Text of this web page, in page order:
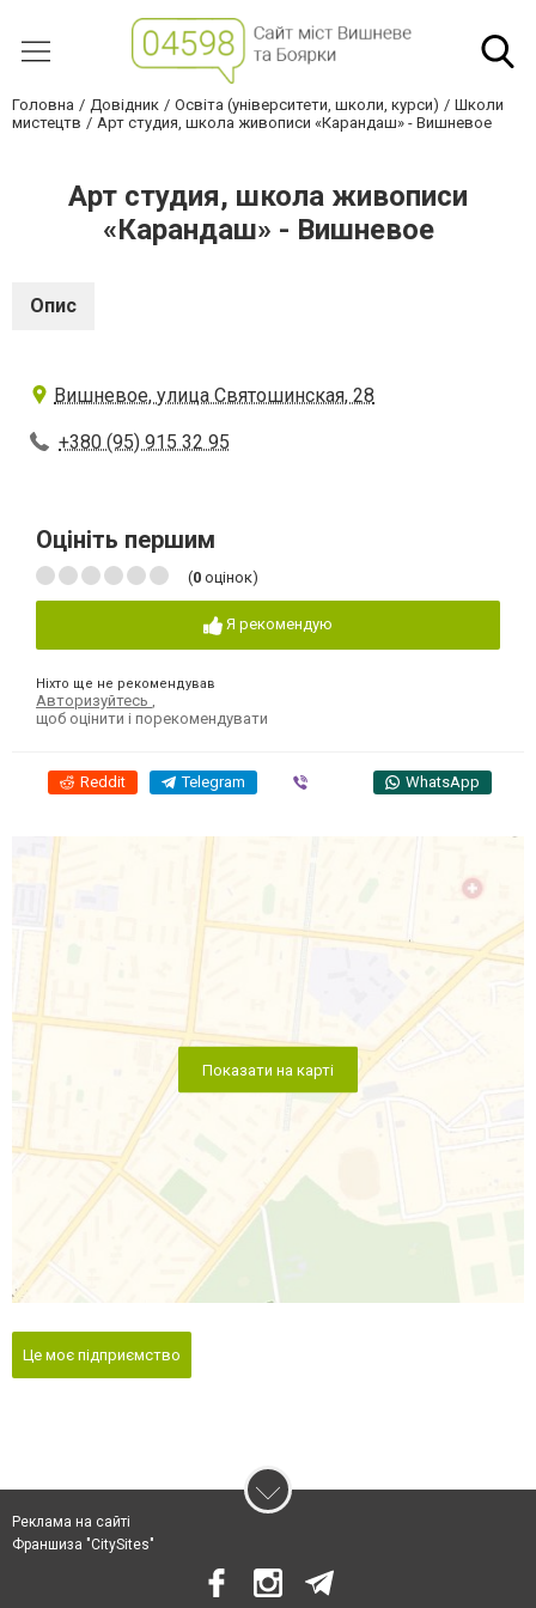
Головна Довідник Освіта (університети, школи, курси)
Школи
мистецтв
Арт студия, школа живописи «Карандаш» - Вишневое
Арт студия, школа живописи
«Карандаш» - Вишневое
Опис
Вишневое, улица Святошинская, 28
+380 (95) 915 32 95
Оцініть першим
(0 оцінок)
Я рекомендую
Ніхто ще не рекомендував
Авторизуйтесь
щоб оцінити і порекомендувати
Reddit Telegram WhatsApp
Показати на карті
Це моє підприємство
Реклама на сайті
Франшиза "CitySites"